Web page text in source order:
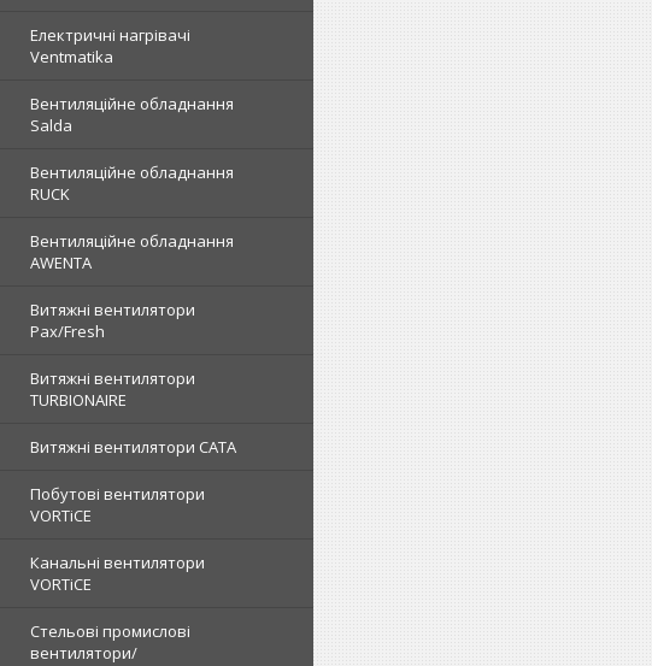
Електричні нагрівачі
Ventmatika
Вентиляційне обладнання
Salda
Вентиляційне обладнання
RUCK
Вентиляційне обладнання
AWENTA
Витяжні вентилятори
Pax/Fresh
Витяжні вентилятори
TURBIONAIRE
Витяжні вентилятори CATA
Побутові вентилятори
VORTiCE
Канальні вентилятори
VORTiCE
Стельові промислові
вентилятори/